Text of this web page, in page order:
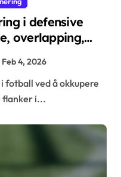
i defensive
overlapping,
Feb 4, 2026
flanker i...